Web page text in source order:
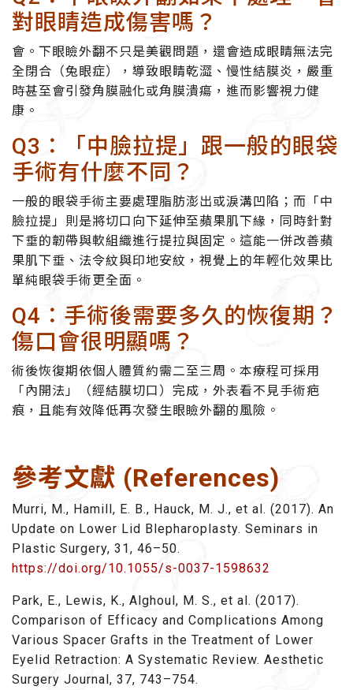
對眼睛造成傷害嗎？
會。下眼瞼外翻不只是美觀問題，還會造成眼睛無法完
全閉合（兔眼症），導致眼睛乾澀、慢性結膜炎，嚴重
時甚至會引發角膜融化或角膜潰瘍，進而影響視力健
康。
Q3：「中臉拉提」跟一般的眼袋
手術有什麼不同？
一般的眼袋手術主要處理脂肪澎出或淚溝凹陷；而「中
臉拉提」則是將切口向下延伸至蘋果肌下緣，同時針對
下垂的韌帶與軟組織進行提拉與固定。這能一併改善蘋
果肌下垂、法令紋與印地安紋，視覺上的年輕化效果比
單純眼袋手術更全面。
Q4：手術後需要多久的恢復期？
傷口會很明顯嗎？
術後恢復期依個人體質約需二至三周。本療程可採用
「內開法」（經結膜切口）完成，外表看不見手術疤
痕，且能有效降低再次發生眼瞼外翻的風險。
參考文獻 (References)
Murri, M., Hamill, E. B., Hauck, M. J., et al. (2017). An
Update on Lower Lid Blepharoplasty. Seminars in
Plastic Surgery, 31, 46–50.
https://doi.org/10.1055/s-0037-1598632
Park, E., Lewis, K., Alghoul, M. S., et al. (2017).
Comparison of Efficacy and Complications Among
Various Spacer Grafts in the Treatment of Lower
Eyelid Retraction: A Systematic Review. Aesthetic
Surgery Journal, 37, 743–754.